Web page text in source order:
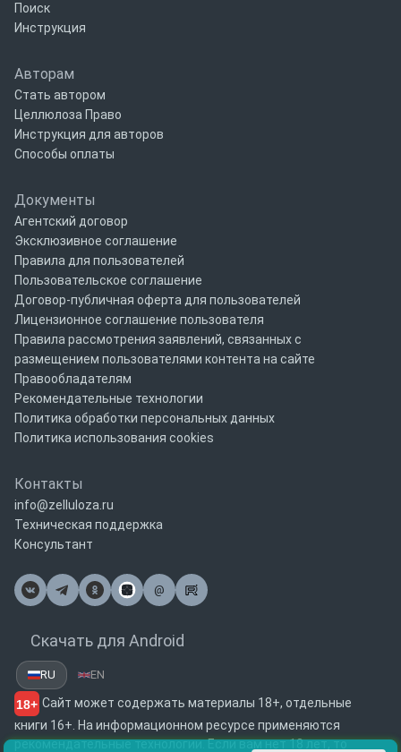
Поиск
Инструкция
Авторам
Стать автором
Целлюлоза Право
Инструкция для авторов
Способы оплаты
Документы
Агентский договор
Эксклюзивное соглашение
Правила для пользователей
Пользовательское соглашение
Договор-публичная оферта для пользователей
Лицензионное соглашение пользователя
Правила рассмотрения заявлений, связанных с
размещением пользователями контента на сайте
Правообладателям
Рекомендательные технологии
Политика обработки персональных данных
Политика использования cookies
Контакты
info@zelluloza.ru
Техническая поддержка
Консультант
@
Почта
Скачать для Android
RU EN
18+ Сайт может содержать материалы 18+, отдельные
книги 16+. На информационном ресурсе применяются
рекомендательные технологии. Если вам нет 18 лет, то